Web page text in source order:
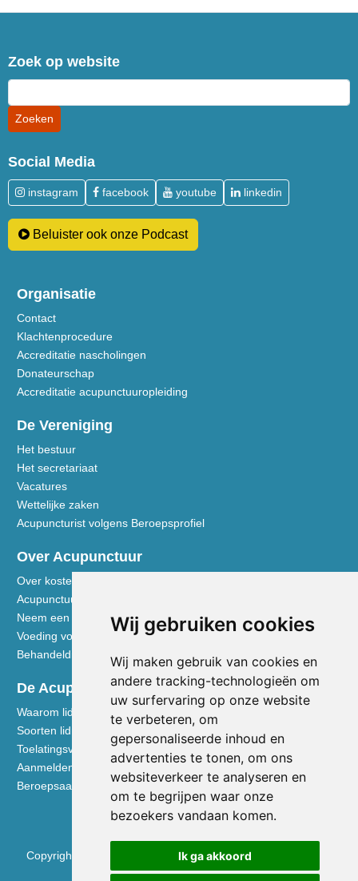
Wij gebruiken cookies
Wij maken gebruik van cookies en
andere tracking-technologieën om
uw surfervaring op onze website
te verbeteren, om
gepersonaliseerde inhoud en
advertenties te tonen, om ons
websiteverkeer te analyseren en
om te begrijpen waar onze
bezoekers vandaan komen.
Ik ga akkoord
Zoek op website
Social Media
instagram facebook youtube linkedin
Beluister ook onze Podcast
Organisatie
Contact
Klachtenprocedure
Accreditatie nascholingen
Donateurschap
Accreditatie acupunctuuropleiding
De Vereniging
Het bestuur
Het secretariaat
Vacatures
Wettelijke zaken
Acupuncturist volgens Beroepsprofiel
Over Acupunctuur
Over kosten en vergoedingen
Acupunctuur toegelicht
Neem een kijkje in de praktijk
Voeding volgens de Vijf Elementen
Behandeldisciplines - TCG
De Acupuncturist
Waarom lid worden van de NVA
Soorten lidmaatschap NVA
Toelatingsvoorwaarden
Aanmelden voor lidmaatschap
Beroepsaansprakelijkheidsverzekering
Copyright © 2026 Nederlandse Vereniging voor Acupunctuur